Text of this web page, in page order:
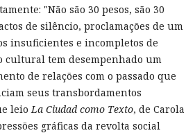
"Não são 30 pesos, são 30
de silêncio, proclamações de um
insuficientes e incompletos de
cultural tem desempenhado um
de relações com o passado que
seus transbordamentos
leioLa Ciudad como Texto, de Carola
gráficas da revolta social